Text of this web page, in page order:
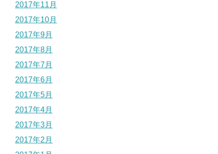
2017年11月
2017年10月
2017年9月
2017年8月
2017年7月
2017年6月
2017年5月
2017年4月
2017年3月
2017年2月